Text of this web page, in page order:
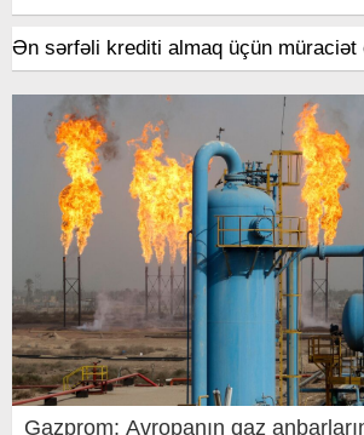
Ən sərfəli krediti almaq üçün müraciət
Gazprom: Avropanın qaz